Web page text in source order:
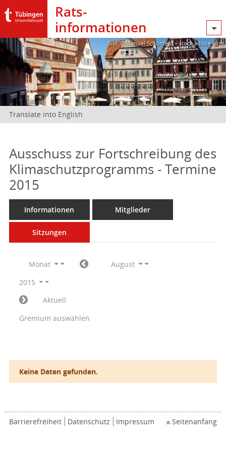
Rats­
informationen
Bild: @Manuel Schönfeld – stock.adobe.com
Translate into English
Ausschuss zur Fortschreibung des
Klimaschutzprogramms - Termine
2015
Informationen Mitglieder
Sitzungen
Monat
August
2015
Aktuell
Gremium auswählen
Keine Daten gefunden.
Barrierefreiheit Datenschutz Impressum Seitenanfang